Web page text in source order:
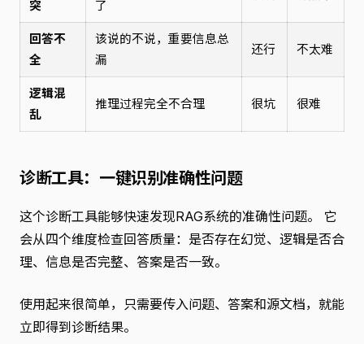
突
了
回答不
全
该说的不说，重要信息总
漏
还行 不太难
逻辑混
乱
推理过程完全不合理 很坑 很难
诊断工具：一键识别准确性问题
这个诊断工具能够快速发现RAG系统的准确性问题。 它
会从四个维度检查回答质量：是否存在幻觉、逻辑是否合
理、信息是否完整、答案是否一致。
使用起来很简单，只需要传入问题、答案和源文档，就能
立即得到诊断结果。